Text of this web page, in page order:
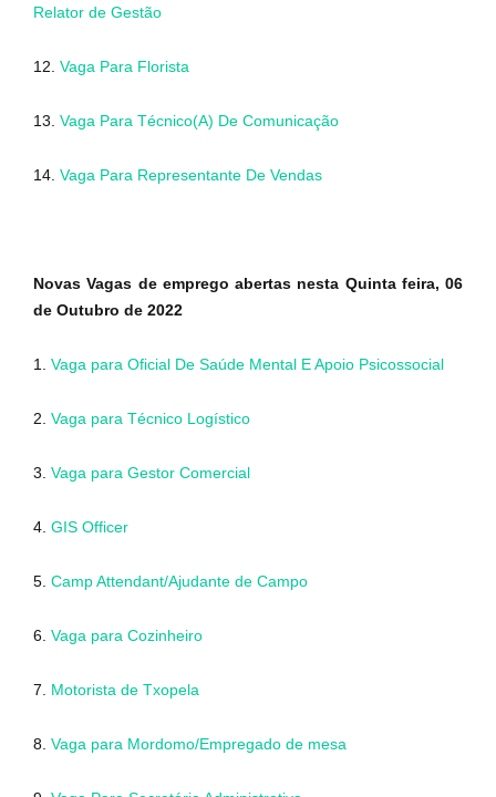
Relator de Gestão
12. Vaga Para Florista
13. Vaga Para Técnico(A) De Comunicação
14. Vaga Para Representante De Vendas
Novas Vagas de emprego abertas nesta Quinta feira, 06
de Outubro de 2022
1. Vaga para Oficial De Saúde Mental E Apoio Psicossocial
2. Vaga para Técnico Logístico
3. Vaga para Gestor Comercial
4. GIS Officer
5. Camp Attendant/Ajudante de Campo
6. Vaga para Cozinheiro
7. Motorista de Txopela
8. Vaga para Mordomo/Empregado de mesa